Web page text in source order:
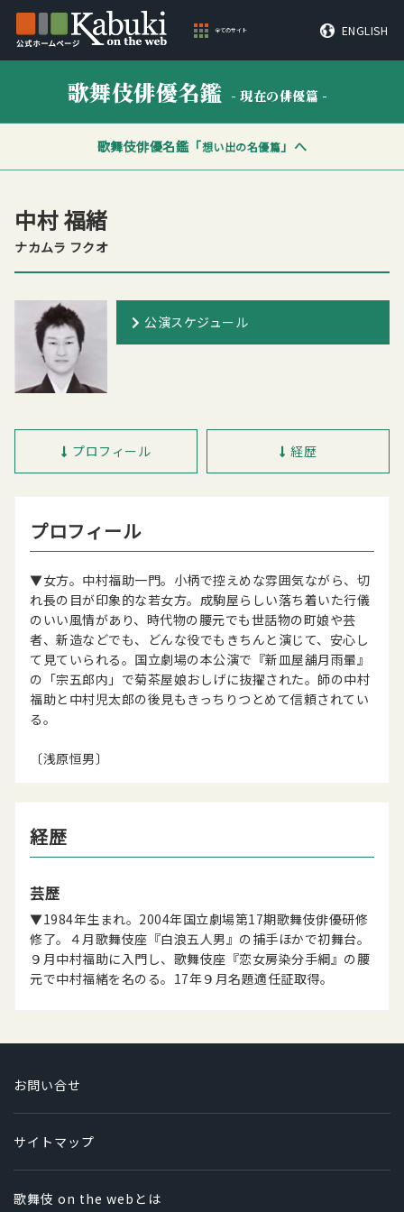
全てのサイト ENGLISH
歌舞伎俳優名鑑 - 現在の俳優篇 -
歌舞伎俳優名鑑「想い出の名優篇」へ
中村 福緒
ナカムラ フクオ
公演スケジュール
プロフィール 経歴
プロフィール
▼女方。中村福助一門。小柄で控えめな雰囲気ながら、切
れ長の目が印象的な若女方。成駒屋らしい落ち着いた行儀
のいい風情があり、時代物の腰元でも世話物の町娘や芸
者、新造などでも、どんな役でもきちんと演じて、安心し
て見ていられる。国立劇場の本公演で『新皿屋舖月雨暈』
の「宗五郎内」で菊茶屋娘おしげに抜擢された。師の中村
福助と中村児太郎の後見もきっちりつとめて信頼されてい
る。
〔浅原恒男〕
経歴
芸歴
▼1984年生まれ。2004年国立劇場第17期歌舞伎俳優研修
修了。４月歌舞伎座『白浪五人男』の捕手ほかで初舞台。
９月中村福助に入門し、歌舞伎座『恋女房染分手綱』の腰
元で中村福緒を名のる。17年９月名題適任証取得。
お問い合せ
サイトマップ
歌舞伎 on the webとは